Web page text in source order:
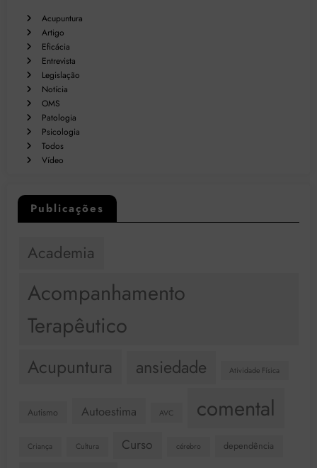
Acupuntura
Artigo
Eficácia
Entrevista
Legislação
Notícia
OMS
Patologia
Psicologia
Todos
Vídeo
Publicações
Academia
Acompanhamento
Terapêutico
Acupuntura ansiedade Atividade Física
Autismo Autoestima AVC comental
Criança Cultura Curso cérebro dependência